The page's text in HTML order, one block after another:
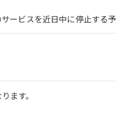
ビスを近日中に停止する予
ます。